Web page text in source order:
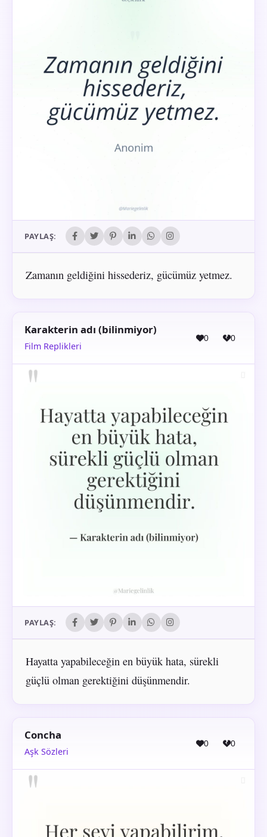
PAYLAŞ:
Zamanın geldiğini hissederiz, gücümüz yetmez.
Karakterin adı (bilinmiyor)
Film Replikleri
0 0
PAYLAŞ:
Hayatta yapabileceğin en büyük hata, sürekli
güçlü olman gerektiğini düşünmendir.
Concha
Aşk Sözleri
0 0